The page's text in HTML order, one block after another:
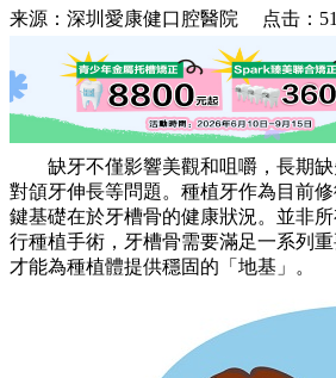
来源：深圳愛康健口腔醫院 点击：
缺牙不僅影響美觀和咀嚼，長期缺
對頜牙伸長等問題。種植牙作為目前
鍵基礎在於牙槽骨的健康狀況。並非
行種植手術，牙槽骨需要滿足一系列重
才能為種植體提供穩固的「地基」。